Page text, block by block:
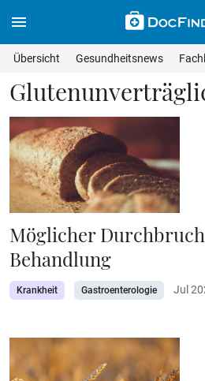
Übersicht Gesundheitsnews
Möglicher
Behandlung
Krankheit Gastroenterologie Jul